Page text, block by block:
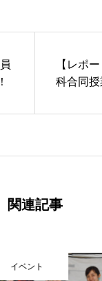
【レポ
科合同
関連記事
ント